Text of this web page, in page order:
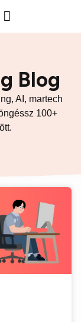
Blog
AI, martech
100+